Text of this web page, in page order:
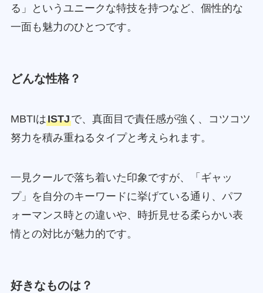
る」というユニークな特技を持つなど、個性的な
一面も魅力のひとつです。
どんな性格？
MBTIはISTJで、真面目で責任感が強く、コツコツ
努力を積み重ねるタイプと考えられます。
一見クールで落ち着いた印象ですが、「ギャッ
プ」を自分のキーワードに挙げている通り、パフ
ォーマンス時との違いや、時折見せる柔らかい表
情との対比が魅力的です。
好きなものは？